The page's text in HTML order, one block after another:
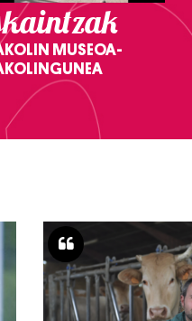
MUSEOA-